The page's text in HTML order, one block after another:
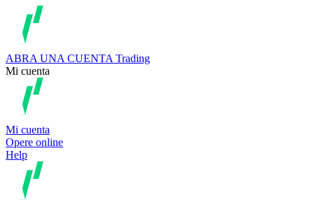
ABRA UNA CUENTA Trading
Mi cuenta
Mi cuenta
Opere online
Help